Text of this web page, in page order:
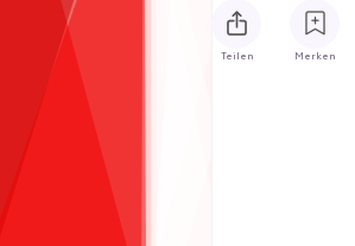
Teilen Merken